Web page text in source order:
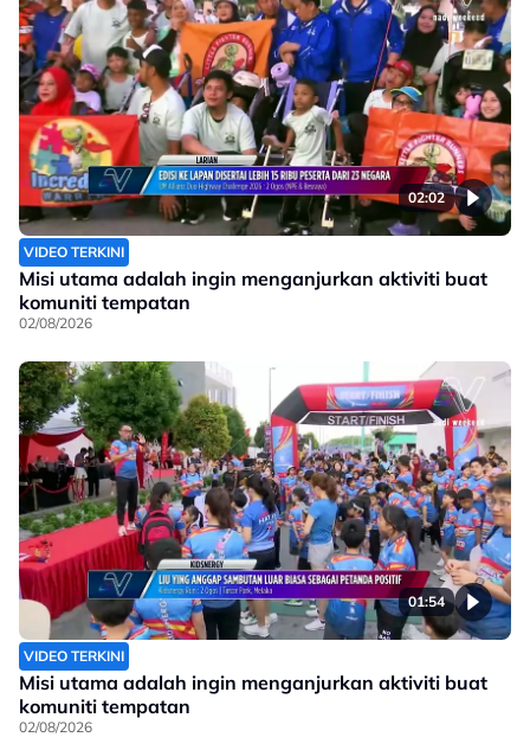
02:02
VIDEO TERKINI
Misi utama adalah ingin menganjurkan aktiviti buat
komuniti tempatan
02/08/2026
01:54
VIDEO TERKINI
Misi utama adalah ingin menganjurkan aktiviti buat
komuniti tempatan
02/08/2026